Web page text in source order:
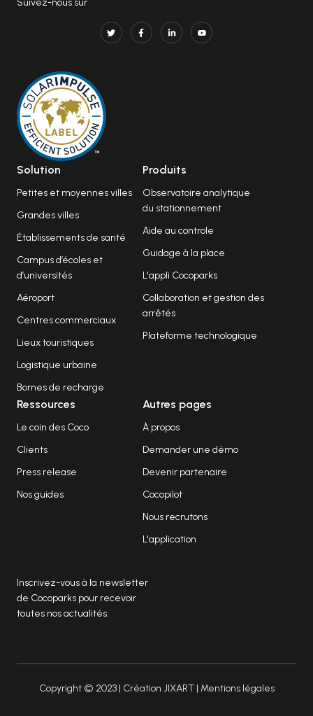
Suivez-nous sur
Solution
Petites et moyennes villes
Grandes villes
Établissements de santé
Campus d’écoles et
d’universités
Aéroport
Centres commerciaux
Lieux touristiques
Logistique urbaine
Bornes de recharge
Produits
Observatoire analytique
du stationnement
Aide au controle
Guidage à la place
L'appli Cocoparks
Collaboration et gestion des
arrêtés
Plateforme technologique
Ressources
Le coin des Coco
Clients
Press release
Nos guides
Autres pages
À propos
Demander une démo
Devenir partenaire
Cocopilot
Nous recrutons
L'application
Inscrivez-vous à la newsletter
de Cocoparks pour recevoir
toutes nos actualités.
Copyright © 2023 | Création JIXART| Mentions légales